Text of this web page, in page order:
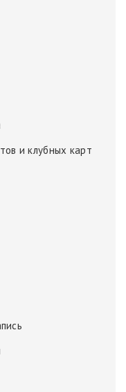
и клубных карт